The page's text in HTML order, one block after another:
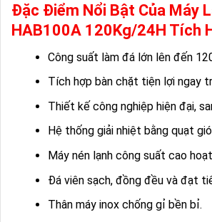
Đặc Điểm Nổi Bật Của Máy
HAB100A 120Kg/24H Tích
Công suất làm đá lớn lên đến
Tích hợp bàn chặt tiện lợi ngay
Thiết kế công nghiệp hiện đại,
Hệ thống giải nhiệt bằng quạt
Máy nén lạnh công suất cao
Đá viên sạch, đồng đều và đạt
Thân máy inox chống gỉ bền bỉ.